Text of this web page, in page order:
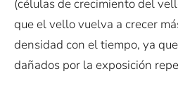
(células de crecimiento del
que el vello vuelva a crecer
densidad con el tiempo, ya
dañados por la exposición